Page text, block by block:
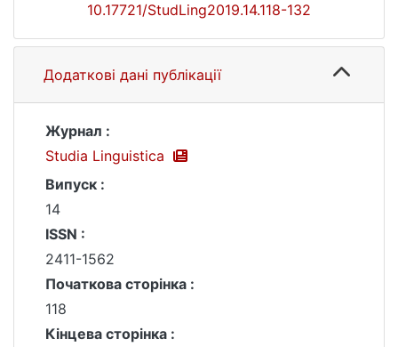
10.17721/StudLing2019.14.118-132
Додаткові дані публікації
Журнал :
Studia Linguistica
Випуск :
14
ISSN :
2411-1562
Початкова сторінка :
118
Кінцева сторінка :